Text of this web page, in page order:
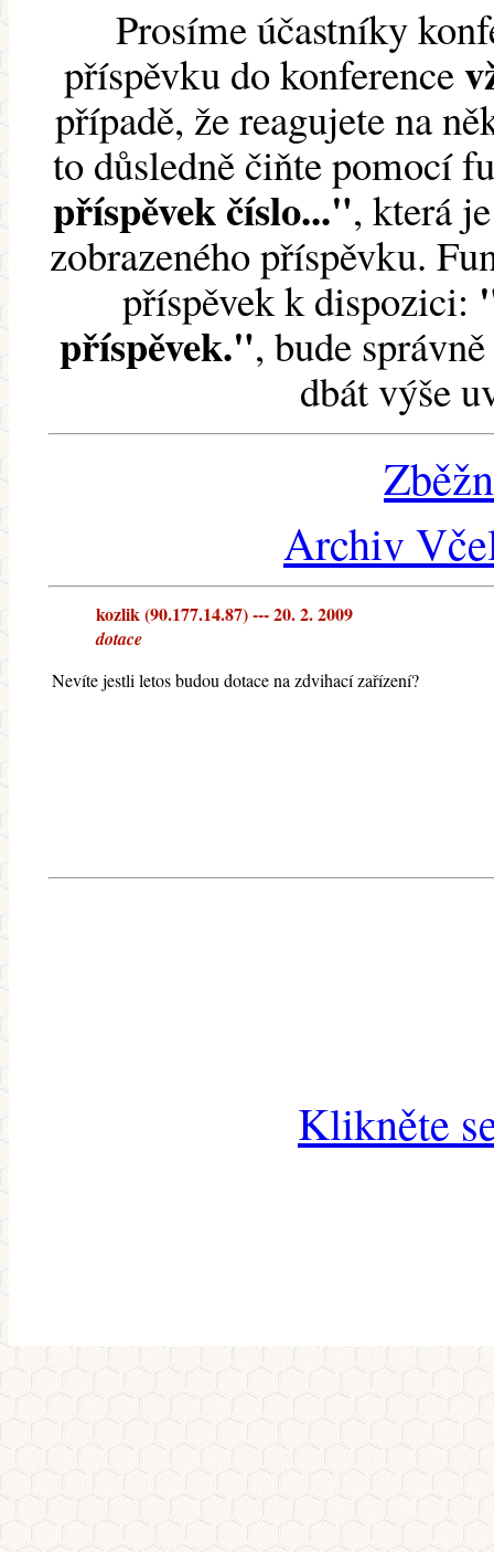
Prosíme účastníky
příspěvku do konference
případě, že reagujete na
to důsledně čiňte pomocí
příspěvek číslo...", která
zobrazeného příspěvku.
příspěvek k dispozici:
příspěvek.", bude
dbát výše
Archiv
kozlik (90.177.14.87) --- 20. 2. 2009
dotace
Nevíte jestli letos budou dotace na zdvihací zařízení?
Klikněte